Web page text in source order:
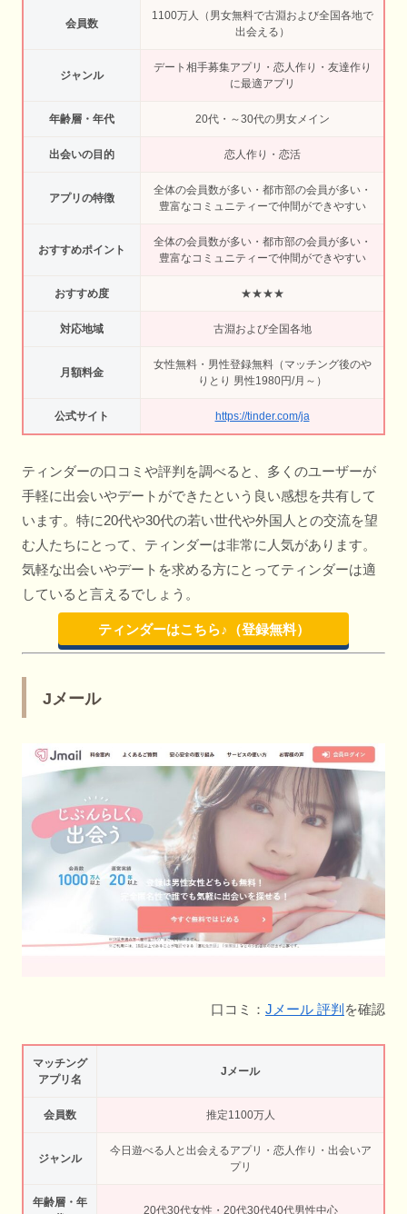
会員数
1100万人（男女無料で古淵および全国各地で
出会える）
ジャンル
デート相手募集アプリ・恋人作り・友達作り
に最適アプリ
年齢層・年代 20代・～30代の男女メイン
出会いの目的 恋人作り・恋活
アプリの特徴
全体の会員数が多い・都市部の会員が多い・
豊富なコミュニティーで仲間ができやすい
おすすめポイント
全体の会員数が多い・都市部の会員が多い・
豊富なコミュニティーで仲間ができやすい
おすすめ度 ★★★★
対応地域 古淵および全国各地
月額料金
女性無料・男性登録無料（マッチング後のや
りとり 男性1980円/月～）
公式サイト https://tinder.com/ja
ティンダーの口コミや評判を調べると、多くのユーザーが
手軽に出会いやデートができたという良い感想を共有して
います。特に20代や30代の若い世代や外国人との交流を望
む人たちにとって、ティンダーは非常に人気があります。
気軽な出会いやデートを求める方にとってティンダーは適
していると言えるでしょう。
ティンダーはこちら♪（登録無料）
Jメール
口コミ： Jメール 評判 を確認
マッチング
アプリ名
Jメール
会員数 推定1100万人
ジャンル
今日遊べる人と出会えるアプリ・恋人作り・出会いア
プリ
年齢層・年
20代30代女性・20代30代40代男性中心